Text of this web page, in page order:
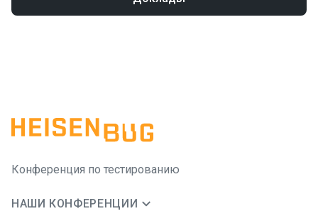
Конференция по тестированию
НАШИ КОНФЕРЕНЦИИ